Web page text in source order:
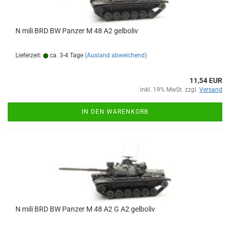
N mili BRD BW Panzer M 48 A2 gelboliv
Lieferzeit: ca. 3-4 Tage (Ausland abweichend)
11,54 EUR
inkl. 19% MwSt. zzgl. Versand
IN DEN WARENKORB
N mili BRD BW Panzer M 48 A2 G A2 gelboliv